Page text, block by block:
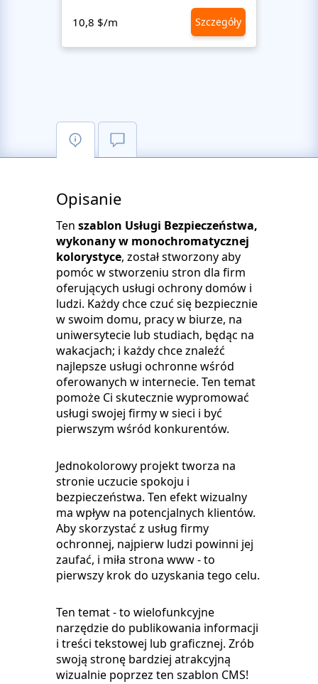
10,8 $/m Szczegóły
Opisanie
Ten szablon Usługi Bezpieczeństwa,
wykonany w monochromatycznej
kolorystyce, został stworzony aby
pomóc w stworzeniu stron dla firm
oferujących usługi ochrony domów i
ludzi. Każdy chce czuć się bezpiecznie
w swoim domu, pracy w biurze, na
uniwersytecie lub studiach, będąc na
wakacjach; i każdy chce znaleźć
najlepsze usługi ochronne wśród
oferowanych w internecie. Ten temat
pomoże Ci skutecznie wypromować
usługi swojej firmy w sieci i być
pierwszym wśród konkurentów.
Jednokolorowy projekt tworza na
stronie uczucie spokoju i
bezpieczeństwa. Ten efekt wizualny
ma wpływ na potencjalnych klientów.
Aby skorzystać z usług firmy
ochronnej, najpierw ludzi powinni jej
zaufać, i miła strona www - to
pierwszy krok do uzyskania tego celu.
Ten temat - to wielofunkcyjne
narzędzie do publikowania informacji
i treści tekstowej lub graficznej. Zrób
swoją stronę bardziej atrakcyjną
wizualnie poprzez ten szablon CMS!